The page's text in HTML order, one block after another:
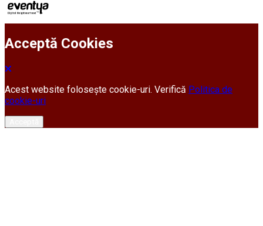
Acceptă Cookies
Acest website folosește cookie-uri. Verifică Politica de
cookie-uri